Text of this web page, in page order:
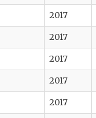
2017
2017
2017
2017
2017